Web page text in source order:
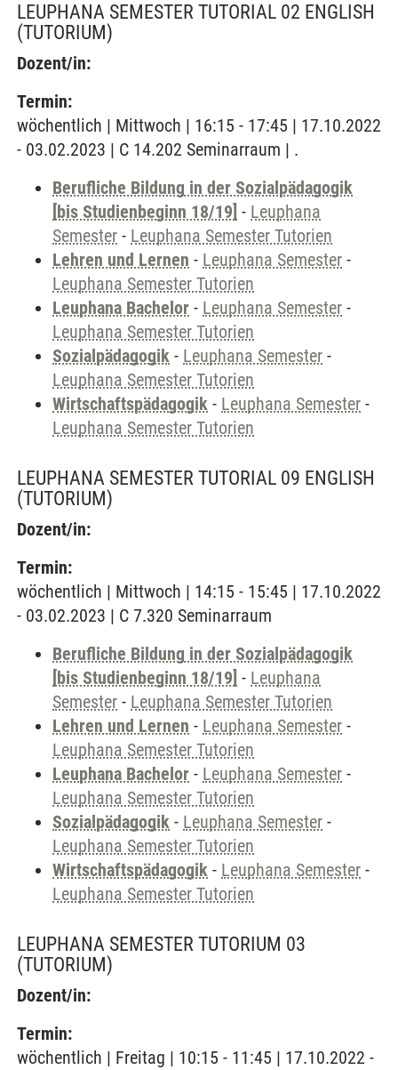
LEUPHANA SEMESTER TUTORIAL 02 ENGLISH
(TUTORIUM)
Dozent/in:
Termin:
wöchentlich | Mittwoch | 16:15 - 17:45 | 17.10.2022
- 03.02.2023 | C 14.202 Seminarraum | .
Berufliche Bildung in der Sozialpädagogik
[bis Studienbeginn 18/19] - Leuphana
Semester - Leuphana Semester Tutorien
Lehren und Lernen - Leuphana Semester -
Leuphana Semester Tutorien
Leuphana Bachelor - Leuphana Semester -
Leuphana Semester Tutorien
Sozialpädagogik - Leuphana Semester -
Leuphana Semester Tutorien
Wirtschaftspädagogik - Leuphana Semester -
Leuphana Semester Tutorien
LEUPHANA SEMESTER TUTORIAL 09 ENGLISH
(TUTORIUM)
Dozent/in:
Termin:
wöchentlich | Mittwoch | 14:15 - 15:45 | 17.10.2022
- 03.02.2023 | C 7.320 Seminarraum
Berufliche Bildung in der Sozialpädagogik
[bis Studienbeginn 18/19] - Leuphana
Semester - Leuphana Semester Tutorien
Lehren und Lernen - Leuphana Semester -
Leuphana Semester Tutorien
Leuphana Bachelor - Leuphana Semester -
Leuphana Semester Tutorien
Sozialpädagogik - Leuphana Semester -
Leuphana Semester Tutorien
Wirtschaftspädagogik - Leuphana Semester -
Leuphana Semester Tutorien
LEUPHANA SEMESTER TUTORIUM 03
(TUTORIUM)
Dozent/in:
Termin:
wöchentlich | Freitag | 10:15 - 11:45 | 17.10.2022 -